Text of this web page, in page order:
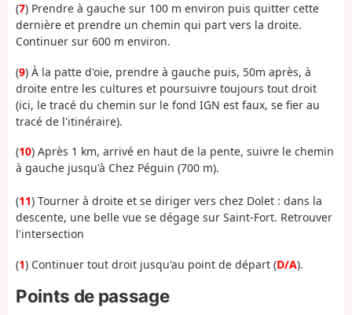
(7) Prendre à gauche sur 100 m environ puis quitter cette
dernière et prendre un chemin qui part vers la droite.
Continuer sur 600 m environ.
(9) À la patte d'oie, prendre à gauche puis, 50m après, à
droite entre les cultures et poursuivre toujours tout droit
(ici, le tracé du chemin sur le fond IGN est faux, se fier au
tracé de l'itinéraire).
(10) Après 1 km, arrivé en haut de la pente, suivre le chemin
à gauche jusqu'à Chez Péguin (700 m).
(11) Tourner à droite et se diriger vers chez Dolet : dans la
descente, une belle vue se dégage sur Saint-Fort. Retrouver
l'intersection
(1) Continuer tout droit jusqu'au point de départ (D/A).
Points de passage